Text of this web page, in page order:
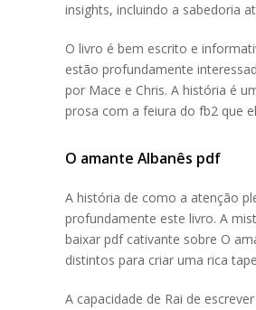
insights, incluindo a sabedoria
O livro é bem escrito e
estão profundamente
por Mace e Chris. A história é
prosa com a feiura do fb2 que
O amante Albanês pdf
A história de como a atenção
profundamente este livro. A
baixar pdf cativante sobre O
distintos para criar uma rica
A capacidade de Rai de